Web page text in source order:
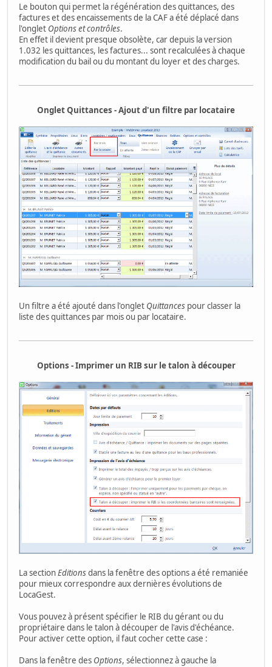
Le bouton qui permet la régénération des quittances, des
factures et des encaissements de la CAF a été déplacé dans
l'onglet Options et contrôles.
En effet il devient presque obsolète, car depuis la version
1.032 les quittances, les factures... sont recalculées à chaque
modification du bail ou du montant du loyer et des charges.
Onglet Quittances - Ajout d'un filtre par locataire
Un filtre a été ajouté dans l'onglet Quittances pour classer la
liste des quittances par mois ou par locataire.
Options - Imprimer un RIB sur le talon à découper
La sectionEditionsdans la fenêtre des options a été remaniée
pour mieux correspondre aux dernières évolutions de
LocaGest.
Vous pouvez à présent spécifier le RIB du gérant ou du
propriétaire dans le talon à découper de l'avis d'échéance.
Pour activer cette option, il faut cocher cette case :
Dans la fenêtre des Options, sélectionnez à gauche la